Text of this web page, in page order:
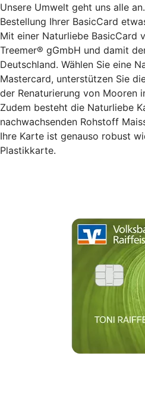
Unsere Umwelt geht uns alle
Bestellung Ihrer BasicCard
Mit einer Naturliebe BasicCard
Treemer® gGmbH und damit
Deutschland. Wählen Sie eine
Mastercard, unterstützen Sie
der Renaturierung von Mooren
Zudem besteht die Naturliebe
nachwachsenden Rohstoff
Ihre Karte ist genauso robust
Plastikkarte.